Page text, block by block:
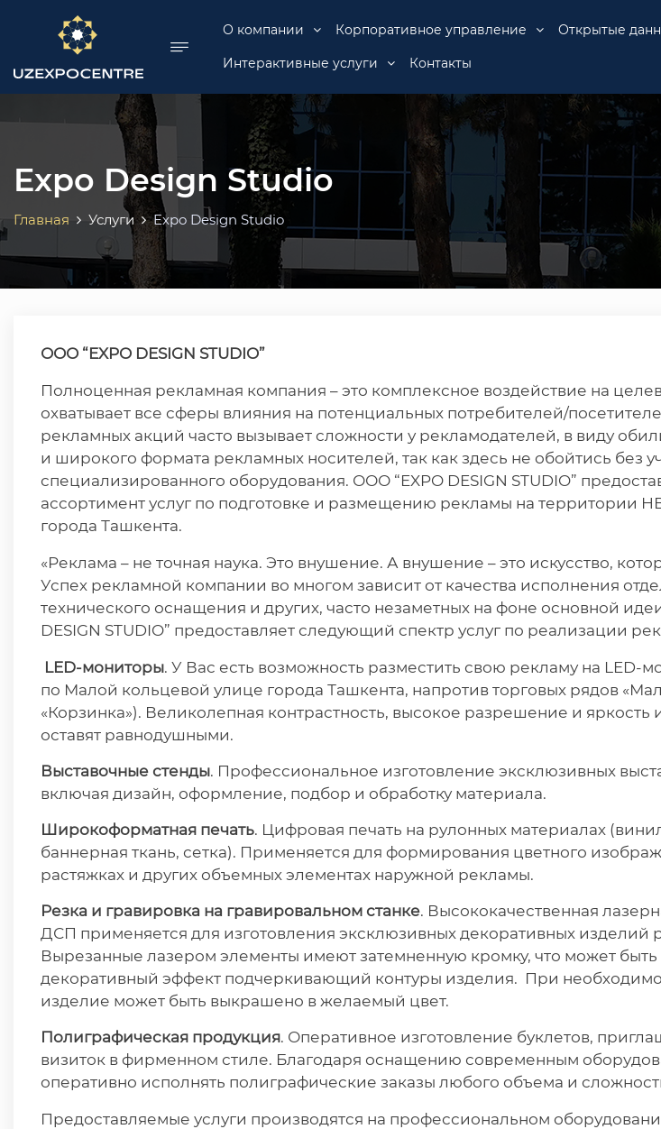
menu О компании Корпоративное управление Открытые
Интерактивные услуги Контакты
Expo Design Studio
Главная Услуги Expo Design Studio
ООО “EXPO DESIGN STUDIO”
Полноценная рекламная компания – это комплексное воздействие на
охватывает все сферы влияния на потенциальных потребителей/
рекламных акций часто вызывает сложности у рекламодателей, в виду
и широкого формата рекламных носителей, так как здесь не обойтись без
специализированного оборудования. ООО “EXPO DESIGN STUDIO”
ассортимент услуг по подготовке и размещению рекламы на территории
города Ташкента.
«Реклама – не точная наука. Это внушение. А внушение – это искусство,
Успех рекламной компании во многом зависит от качества исполнения
технического оснащения и других, часто незаметных на фоне основной
DESIGN STUDIO” предоставляет следующий спектр услуг по реализации
LED-мониторы. У Вас есть возможность разместить свою рекламу на LED-
по Малой кольцевой улице города Ташкента, напротив торговых рядов
«Корзинка»). Великолепная контрастность, высокое разрешение и
оставят равнодушными.
Выставочные стенды. Профессиональное изготовление эксклюзивных
включая дизайн, оформление, подбор и обработку материала.
Широкоформатная печать. Цифровая печать на рулонных материалах
баннерная ткань, сетка). Применяется для формирования цветного
растяжках и других объемных элементах наружной рекламы.
Резка и гравировка на гравировальном станке. Высококачественная
ДСП применяется для изготовления эксклюзивных декоративных изделий
Вырезанные лазером элементы имеют затемненную кромку, что может быть
декоративный эффект подчеркивающий контуры изделия. При
изделие может быть выкрашено в желаемый цвет.
Полиграфическая продукция. Оперативное изготовление буклетов,
визиток в фирменном стиле. Благодаря оснащению современным
оперативно исполнять полиграфические заказы любого объема и
Предоставляемые услуги производятся на профессиональном